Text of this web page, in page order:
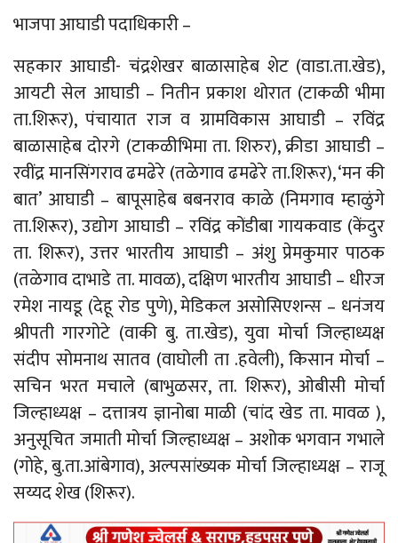
भाजपा आघाडी पदाधिकारी –
सहकार आघाडी- चंद्रशेखर बाळासाहेब शेट (वाडा.ता.खेड),
आयटी सेल आघाडी – नितीन प्रकाश थोरात (टाकळी भीमा
ता.शिरूर), पंचायात राज व ग्रामविकास आघाडी – रविंद्र
बाळासाहेब दोरगे (टाकळीभिमा ता. शिरुर), क्रीडा आघाडी –
रवींद्र मानसिंगराव ढमढेरे (तळेगाव ढमढेरे ता.शिरूर), ‘मन की
बात’ आघाडी – बापूसाहेब बबनराव काळे (निमगाव म्हाळुंगे
ता.शिरूर), उद्योग आघाडी – रविंद्र कोंडीबा गायकवाड (केंदुर
ता. शिरूर), उत्तर भारतीय आघाडी – अंशु प्रेमकुमार पाठक
(तळेगाव दाभाडे ता. मावळ), दक्षिण भारतीय आघाडी – धीरज
रमेश नायडू (देहू रोड पुणे), मेडिकल असोसिएशन्स – धनंजय
श्रीपती गारगोटे (वाकी बु. ता.खेड), युवा मोर्चा जिल्हाध्यक्ष
संदीप सोमनाथ सातव (वाघोली ता .हवेली), किसान मोर्चा –
सचिन भरत मचाले (बाभुळसर, ता. शिरूर), ओबीसी मोर्चा
जिल्हाध्यक्ष – दत्तात्रय ज्ञानोबा माळी (चांद खेड ता. मावळ ),
अनुसूचित जमाती मोर्चा जिल्हाध्यक्ष – अशोक भगवान गभाले
(गोहे, बु.ता.आंबेगाव), अल्पसांख्यक मोर्चा जिल्हाध्यक्ष – राजू
सय्यद शेख (शिरूर).